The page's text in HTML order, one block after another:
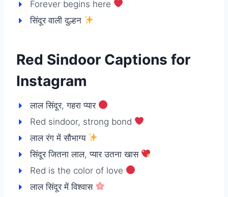
Forever begins here
सिंदूर वाली दुल्हन
Red Sindoor Captions for
Instagram
लाल सिंदूर, गहरा प्यार
Red sindoor, strong bond
लाल रंग में सौभाग्य
सिंदूर जितना लाल, प्यार उतना खास
Red is the color of love
लाल सिंदूर में विश्वास